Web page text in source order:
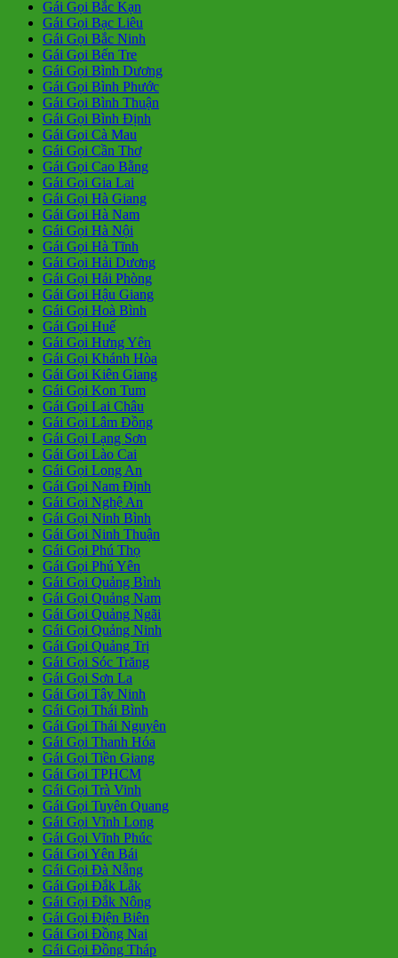
Gái Gọi Bắc Kạn
Gái Gọi Bạc Liêu
Gái Gọi Bắc Ninh
Gái Gọi Bến Tre
Gái Gọi Bình Dương
Gái Gọi Bình Phước
Gái Gọi Bình Thuận
Gái Gọi Bình Định
Gái Gọi Cà Mau
Gái Gọi Cần Thơ
Gái Gọi Cao Bằng
Gái Gọi Gia Lai
Gái Gọi Hà Giang
Gái Gọi Hà Nam
Gái Gọi Hà Nội
Gái Gọi Hà Tĩnh
Gái Gọi Hải Dương
Gái Gọi Hải Phòng
Gái Gọi Hậu Giang
Gái Gọi Hoà Bình
Gái Gọi Huế
Gái Gọi Hưng Yên
Gái Gọi Khánh Hòa
Gái Gọi Kiên Giang
Gái Gọi Kon Tum
Gái Gọi Lai Châu
Gái Gọi Lâm Đồng
Gái Gọi Lạng Sơn
Gái Gọi Lào Cai
Gái Gọi Long An
Gái Gọi Nam Định
Gái Gọi Nghệ An
Gái Gọi Ninh Bình
Gái Gọi Ninh Thuận
Gái Gọi Phú Thọ
Gái Gọi Phú Yên
Gái Gọi Quảng Bình
Gái Gọi Quảng Nam
Gái Gọi Quảng Ngãi
Gái Gọi Quảng Ninh
Gái Gọi Quảng Trị
Gái Gọi Sóc Trăng
Gái Gọi Sơn La
Gái Gọi Tây Ninh
Gái Gọi Thái Bình
Gái Gọi Thái Nguyên
Gái Gọi Thanh Hóa
Gái Gọi Tiền Giang
Gái Gọi TPHCM
Gái Gọi Trà Vinh
Gái Gọi Tuyên Quang
Gái Gọi Vĩnh Long
Gái Gọi Vĩnh Phúc
Gái Gọi Yên Bái
Gái Gọi Đà Nẵng
Gái Gọi Đắk Lắk
Gái Gọi Đắk Nông
Gái Gọi Điện Biên
Gái Gọi Đồng Nai
Gái Gọi Đồng Tháp